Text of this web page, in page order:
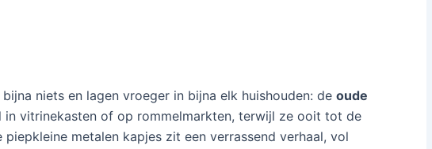
niets en lagen vroeger in bijna elk huishouden: de oude
in vitrinekasten of op rommelmarkten, terwijl ze ooit tot de
metalen kapjes zit een verrassend verhaal, vol